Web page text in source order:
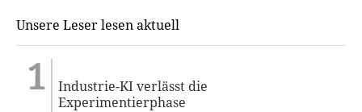
Unsere Leser lesen aktuell
Industrie-KI verlässt die
Experimentierphase